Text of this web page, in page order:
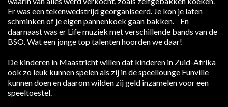
Er was een tekenwedstrijd georganiseerd. Je kon je laten
schminken of je eigen pannenkoek gaan bakken. En
daarnaast was er Life muziek met verschillende bands van de
BSO. Wat een jonge top talenten hoorden we daar!
De kinderen in Maastricht willen dat kinderen in Zuid-Afrika
ook zo leuk kunnen spelen als zij in de speellounge Funville
kunnen doen en daarom wilden zij geld inzamelen voor een
speeltoestel.